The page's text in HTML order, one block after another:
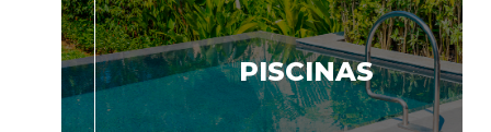
PISCINAS